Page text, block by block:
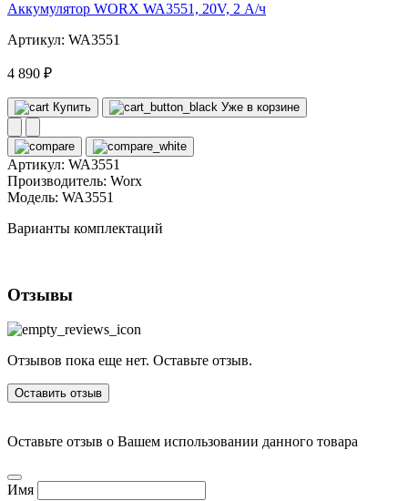
Аккумулятор WORX WA3551, 20V, 2 А/ч
Артикул: WA3551
4 890 ₽
Купить Уже в корзине
Артикул: WA3551
Производитель: Worx
Модель: WA3551
Варианты комплектаций
Отзывы
Отзывов пока еще нет. Оставьте отзыв.
Оставить отзыв
Оставьте отзыв о Вашем использовании данного товара
Имя